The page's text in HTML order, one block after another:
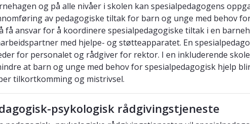
og på alle nivåer i skolen kan spesialpedagogens
av pedagogiske tiltak for barn og unge med behov
få ansvar for å koordinere spesialpedagogiske tiltak i en
med hjelpe- og støtteapparatet. En
for personalet og rådgiver for rektor. I en inkluderende
at barn og unge med behov for spesialpedagogisk hjelp
tilkortkomming og mistrivsel.
psykologisk rådgivingstjeneste